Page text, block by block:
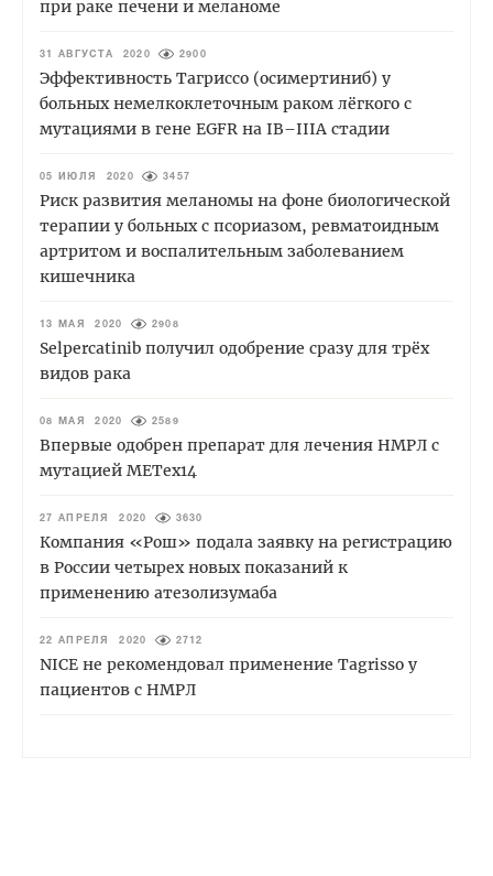
при раке печени и меланоме
31 АВГУСТА 2020 2900
Эффективность Тагриссо (осимертиниб) у
больных немелкоклеточным раком лёгкого с
мутациями в гене EGFR на IB–IIIA стадии
05 ИЮЛЯ 2020 3457
Риск развития меланомы на фоне биологической
терапии у больных с псориазом, ревматоидным
артритом и воспалительным заболеванием
кишечника
13 МАЯ 2020 2908
Selpercatinib получил одобрение сразу для трёх
видов рака
08 МАЯ 2020 2589
Впервые одобрен препарат для лечения НМРЛ с
мутацией METex14
27 АПРЕЛЯ 2020 3630
Компания «Рош» подала заявку на регистрацию
в России четырех новых показаний к
применению атезолизумаба
22 АПРЕЛЯ 2020 2712
NICE не рекомендовал применение Tagrisso у
пациентов с НМРЛ